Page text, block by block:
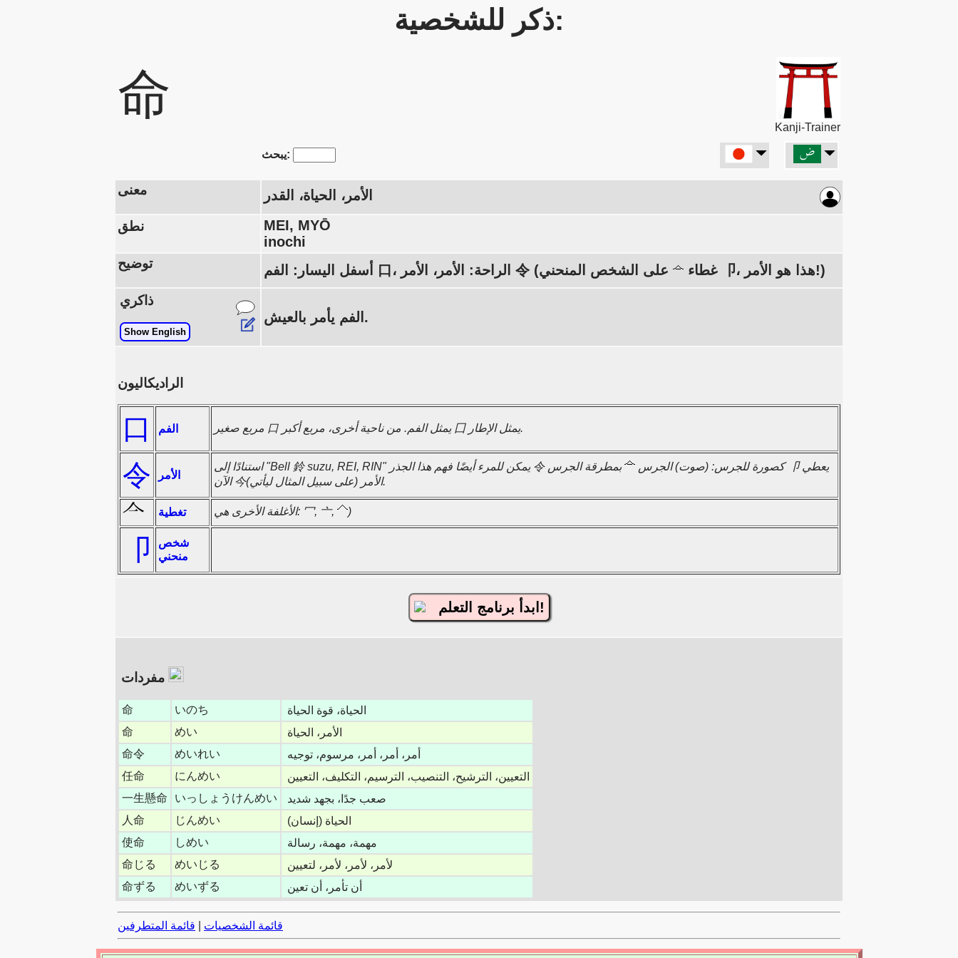
ذكر للشخصية:
命
Kanji-Trainer
يبحث:
معنى الأمر، الحياة، القدر
نطق
MEI, MYŌ
inochi
توضيح أسفل اليسار: الفم 口، الراحة: الأمر، الأمر 令 (غطاء على الشخص المنحني 卩، هذا هو الأمر!)
ذاكري
Show English
الفم يأمر بالعيش.
الراديكاليون
口 الفم مربع صغير 口 يمثل الفم. من ناحية أخرى، مربع أكبر 囗 يمثل الإطار.
令 الأمر
استنادًا إلى "Bell 鈴 suzu, REI, RIN" يمكن للمرء أيضًا فهم هذا الجذر 令 كصورة للجرس: (صوت) الجرس
بمطرقة الجرس 卩 يعطي
الآن 今الأمر (على سبيل المثال ليأتي).
تغطية الأغلفة الأخرى هي: 冖, 亠, )
卩
شخص
منحني
ابدأ برنامج التعلم!
命 いのち
الحياة، قوة الحياة
命
めい
الأمر، الحياة
命令
めいれい
أمر، أمر، أمر، مرسوم، توجيه
任命
にんめい
التعيين، الترشيح، التنصيب، الترسيم، التكليف، التعيين
一生懸命
いっしょうけんめい
صعب جدًا، بجهد شديد
人命
じんめい
(إنسان) الحياة
使命
しめい
مهمة، مهمة، رسالة
命じる
めいじる
لأمر، لأمر، لأمر، لتعيين
命ずる
めいずる أن تأمر، أن تعين
قائمة الشخصيات قائمة المتطرفين